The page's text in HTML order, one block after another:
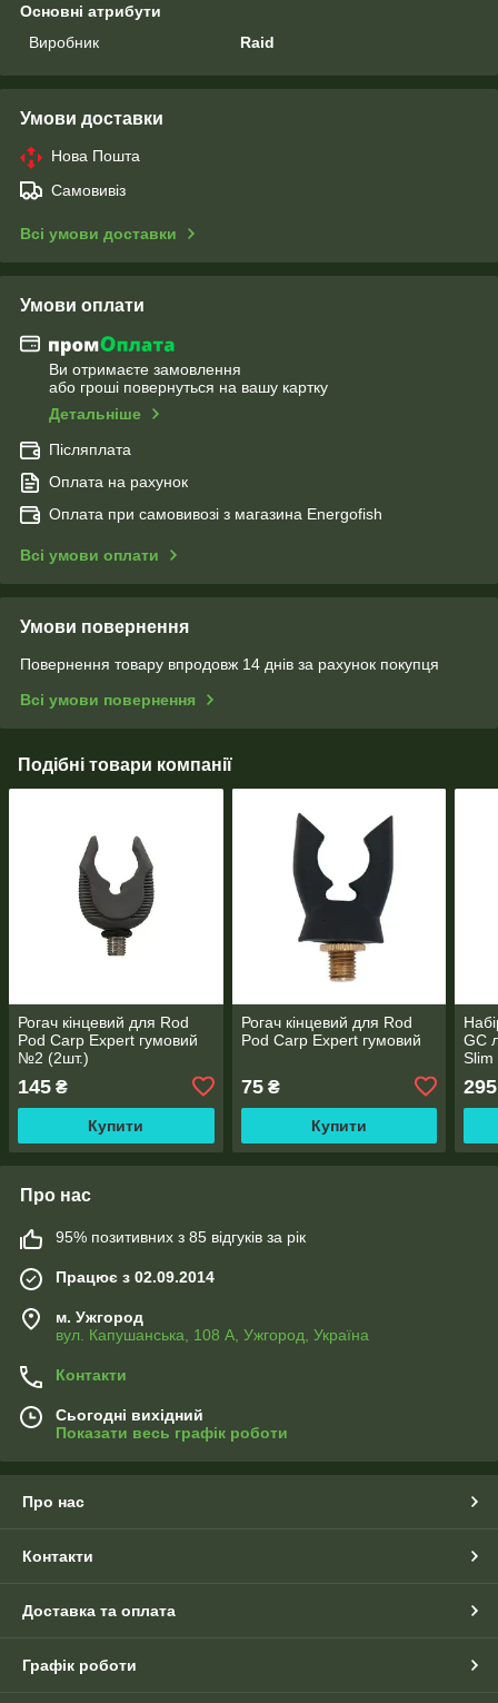
Основні атрибути
Виробник
Raid
Умови доставки
Нова Пошта
Самовивіз
Всі умови доставки
Умови оплати
Ви отримаєте замовлення
або гроші повернуться на вашу картку
Детальніше
Післяплата
Оплата на рахунок
Оплата при самовивозі з магазина Energofish
Всі умови оплати
Умови повернення
Повернення товару впродовж 14 днів за рахунок покупця
Всі умови повернення
Подібні товари компанії
Рогач кінцевий для Rod
Pod Carp Expert гумовий
№2 (2шт.)
145 ₴
Купити
Рогач кінцевий для Rod
Pod Carp Expert гумовий
75₴
Купити
GC
Slim
295
Про нас
95% позитивних з 85 відгуків за рік
Працює з 02.09.2014
м. Ужгород
вул. Капушанська, 108 А, Ужгород, Україна
Контакти
Сьогодні вихідний
Показати весь графік роботи
Про нас
Контакти
Доставка та оплата
Графік роботи